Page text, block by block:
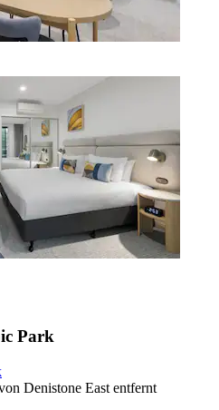
Park
Denistone East entfernt